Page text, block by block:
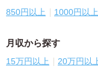
850円以上 1000円以上
月収から探す
15万円以上 20万円以